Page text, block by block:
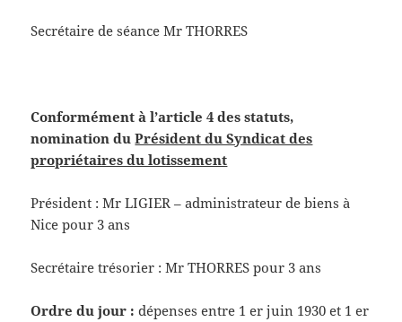
Secrétaire de séance Mr THORRES
Conformément à l’article 4 des statuts,
nomination duPrésident du Syndicat des
propriétaires du lotissement
Président : Mr LIGIER – administrateur de biens à
Nice pour 3 ans
Secrétaire trésorier : Mr THORRES pour 3 ans
Ordre du jour : dépenses entre 1 er juin 1930 et 1 er